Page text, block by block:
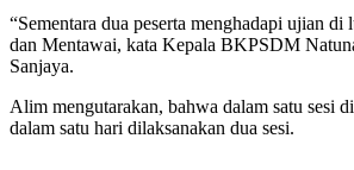
“Sementara dua peserta menghadapi ujian di
dan Mentawai, kata Kepala BKPSDM
Sanjaya.
Alim mengutarakan, bahwa dalam satu sesi
dalam satu hari dilaksanakan dua sesi.